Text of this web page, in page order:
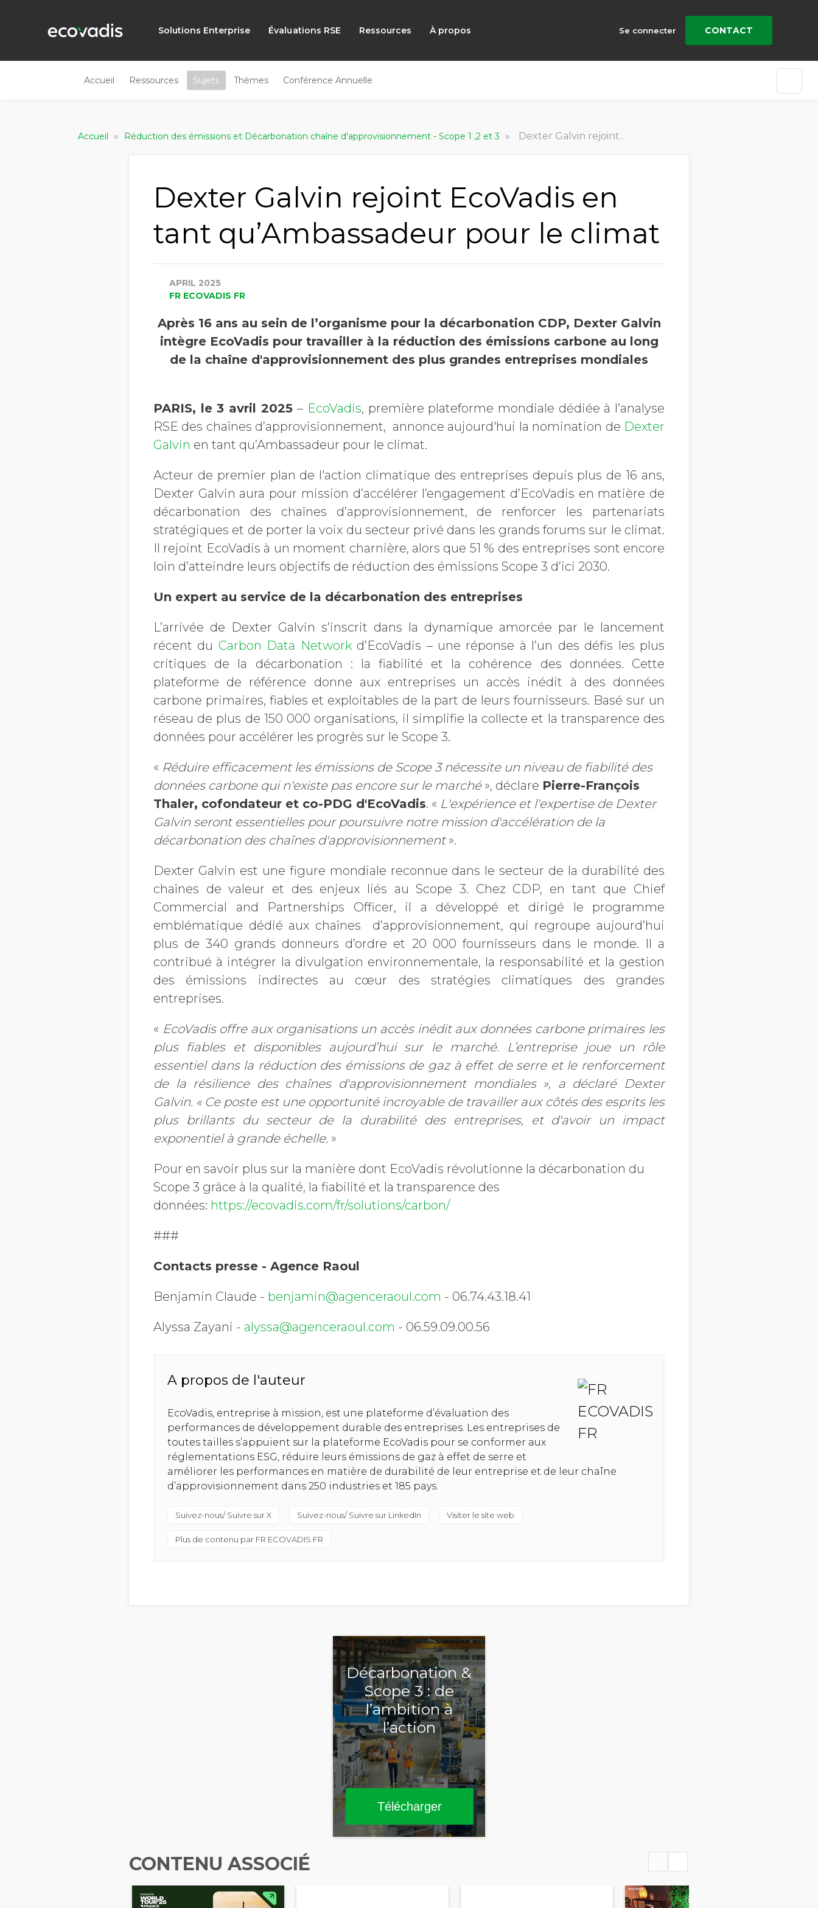
Solutions Enterprise Évaluations RSE Ressources À propos Se connecter CONTACT
Accueil Ressources Sujets Thèmes Conférence Annuelle
Accueil » Réduction des émissions et Décarbonation chaîne d'approvisionnement - Scope 1 ,2 et 3 » Dexter Galvin rejoint EcoVadis en tant qu’Ambassadeur pour le climat
Dexter Galvin rejoint EcoVadis en
tant qu’Ambassadeur pour le climat
APRIL 2025
FR ECOVADIS FR
Après 16 ans au sein de l’organisme pour la décarbonation CDP, Dexter Galvin
intègre EcoVadis pour travailler à la réduction des émissions carbone au long
de la chaîne d'approvisionnement des plus grandes entreprises mondiales
PARIS, le 3 avril 2025– EcoVadis, première plateforme mondiale dédiée à l’analyse
RSE des chaînes d’approvisionnement, annonce aujourd'hui la nomination de Dexter
Galvin en tant qu’Ambassadeur pour le climat.
Acteur de premier plan de l'action climatique des entreprises depuis plus de 16 ans,
Dexter Galvin aura pour mission d’accélérer l’engagement d’EcoVadis en matière de
décarbonation des chaînes d’approvisionnement, de renforcer les partenariats
stratégiques et de porter la voix du secteur privé dans les grands forums sur le climat.
Il rejoint EcoVadis à un moment charnière, alors que 51 % des entreprises sont encore
loin d’atteindre leurs objectifs de réduction des émissions Scope 3 d’ici 2030.
Un expert au service de la décarbonation des entreprises
L’arrivée de Dexter Galvin s’inscrit dans la dynamique amorcée par le lancement
récent du Carbon Data Networkd’EcoVadis – une réponse à l’un des défis les plus
critiques de la décarbonation : la fiabilité et la cohérence des données. Cette
plateforme de référence donne aux entreprises un accès inédit à des données
carbone primaires, fiables et exploitables de la part de leurs fournisseurs. Basé sur un
réseau de plus de 150 000 organisations, il simplifie la collecte et la transparence des
données pour accélérer les progrès sur le Scope 3.
« Réduire efficacement les émissions de Scope 3 nécessite un niveau de fiabilité des
données carbone qui n'existe pas encore sur le marché», déclare Pierre-François
Thaler, cofondateur et co-PDG d'EcoVadis. « L'expérience et l'expertise de Dexter
Galvin seront essentielles pour poursuivre notre mission d'accélération de la
décarbonation des chaînes d'approvisionnement».
Dexter Galvin est une figure mondiale reconnue dans le secteur de la durabilité des
chaînes de valeur et des enjeux liés au Scope 3. Chez CDP, en tant que Chief
Commercial and Partnerships Officer, il a développé et dirigé le programme
emblématique dédié aux chaînes d’approvisionnement, qui regroupe aujourd’hui
plus de 340 grands donneurs d’ordre et 20 000 fournisseurs dans le monde. Il a
contribué à intégrer la divulgation environnementale, la responsabilité et la gestion
des émissions indirectes au cœur des stratégies climatiques des grandes
entreprises.
« EcoVadis offre aux organisations un accès inédit aux données carbone primaires les
plus fiables et disponibles aujourd’hui sur le marché. L’entreprise joue un rôle
essentiel dans la réduction des émissions de gaz à effet de serre et le renforcement
de la résilience des chaînes d'approvisionnement mondiales », a déclaré Dexter
Galvin. « Ce poste est une opportunité incroyable de travailler aux côtés des esprits les
plus brillants du secteur de la durabilité des entreprises, et d'avoir un impact
exponentiel à grande échelle. »
Pour en savoir plus sur la manière dont EcoVadis révolutionne la décarbonation du
Scope 3 grâce à la qualité, la fiabilité et la transparence des
données: https://ecovadis.com/fr/solutions/carbon/
###
Contacts presse - Agence Raoul
Benjamin Claude - benjamin@agenceraoul.com - 06.74.43.18.41
Alyssa Zayani - alyssa@agenceraoul.com - 06.59.09.00.56
A propos de l'auteur
EcoVadis, entreprise à mission, est une plateforme d’évaluation des
performances de développement durable des entreprises. Les entreprises de
toutes tailles s’appuient sur la plateforme EcoVadis pour se conformer aux
réglementations ESG, réduire leurs émissions de gaz à effet de serre et
améliorer les performances en matière de durabilité de leur entreprise et de leur chaîne
d’approvisionnement dans 250 industries et 185 pays.
Suivez-nous/ Suivre sur X Suivez-nous/ Suivre sur LinkedIn Visiter le site web
Plus de contenu par FR ECOVADIS FR
Décarbonation &
Scope 3 : de
l’ambition à
l’action
Télécharger
CONTENU ASSOCIÉ